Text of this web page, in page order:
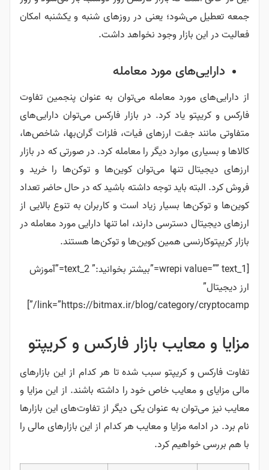
جمعه تعطیل می‌شود؛ یعنی در روزهای شنبه و یکشنبه امکان
فعالیت در این بازار وجود نخواهد داشت.
دارایی‌های مورد معامله
از دارایی‌های مورد معامله می‌توان به عنوان پنجمین تفاوت
فارکس و کریپتو یاد کرد. در بازار فارکس می‌توان دارایی‌های
متفاوتی مانند جفت ارزهای فیات، فلزات گران‌بها، شاخص‌ها،
کالاها و بسیاری موارد دیگر را معامله کرد. در صورتی که در بازار
ارزهای دیجیتال تنها می‌توان کوین‌ها و توکن‌ها را خرید و
فروش کرد. البته باید توجه داشته باشید که در حال حاضر تعداد
کوین‌ها و توکن‌ها بسیار زیاد است و کاربران به تنوع بالایی از
ارزهای دیجیتال دسترسی دارند، اما تنها دارایی مورد معامله در
بازار کریپتوکارنسی همین کوین‌ها و توکن‌ها هستند.
[wrepi value=”” text_1=”بیشتر بخوانید:” text_2=”آموزش
ارز دیجیتال”
link=”https://bitmax.ir/blog/category/cryptocamp/”]
مزایا و معایب بازار فارکس و کریپتو
تفاوت فارکس و کریپتو سبب شده تا هر کدام از این بازارهای
مالی مزایای و معایب خاص خود را داشته باشند. از این مزایا و
معایب نیز می‌توان به عنوان یکی دیگر از تفاوت‌های این بازارها
نام برد. در ادامه مزایا و معایب هر کدام از این بازارهای مالی را
با هم بررسی خواهیم کرد.